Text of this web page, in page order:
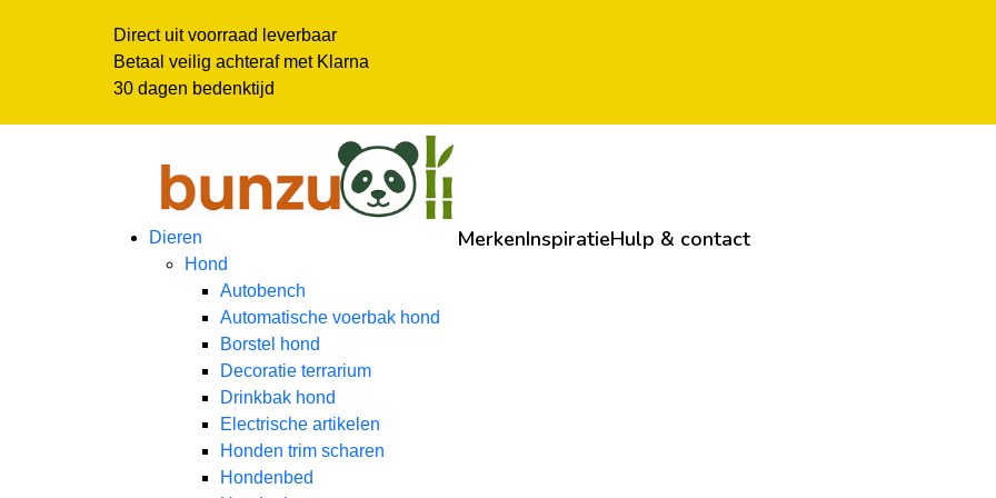
Direct uit voorraad leverbaar
Betaal veilig achteraf met Klarna
30 dagen bedenktijd
Dieren
Hond
Autobench
Automatische voerbak hond
Borstel hond
Decoratie terrarium
Drinkbak hond
Electrische artikelen
Honden trim scharen
Hondenbed
MerkenInspiratieHulp & contact